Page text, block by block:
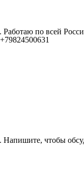
по всей
Напишите, чтобы